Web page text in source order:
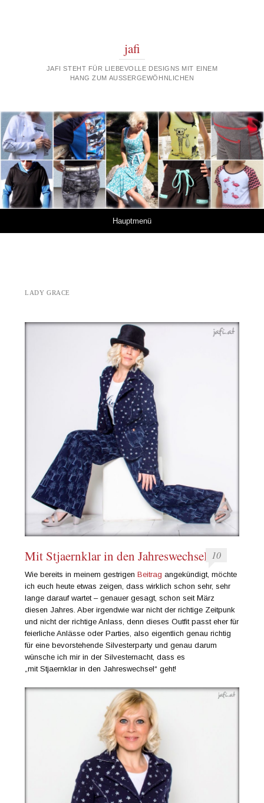
jafi
JAFI STEHT FÜR LIEBEVOLLE DESIGNS MIT EINEM
HANG ZUM AUSSERGEWÖHNLICHEN
Hauptmenü
LADY GRACE
Mit Stjaernklar in den Jahreswechsel 10
Wie bereits in meinem gestrigenBeitrag angekündigt, möchte
ich euch heute etwas zeigen, dass wirklich schon sehr, sehr
lange darauf wartet – genauer gesagt, schon seit März
diesen Jahres. Aber irgendwie war nicht der richtige Zeitpunk
und nicht der richtige Anlass, denn dieses Outfit passt eher für
feierliche Anlässe oder Parties, also eigentlich genau richtig
für eine bevorstehende Silvesterparty und genau darum
wünsche ich mir in der Silvesternacht, dass es
„mit Stjaernklar in den Jahreswechsel“ geht!